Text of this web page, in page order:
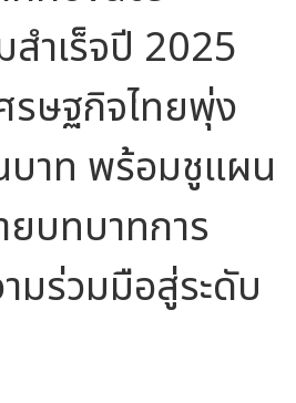
สำเร็จปี 2025
รษฐกิจไทยพุ่ง
าท พร้อมชูแผน
บทบาทการ
มร่วมมือสู่ระดับ